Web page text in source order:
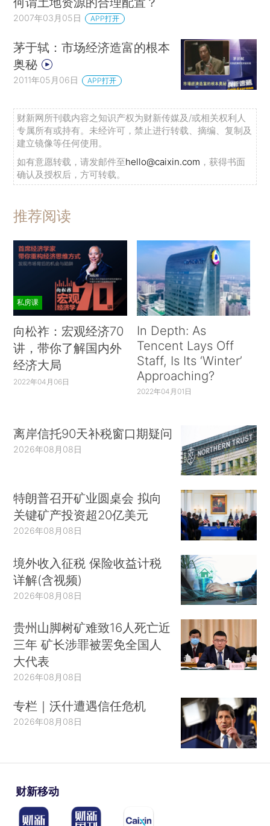
2007年03月05日 APP打开
茅于轼：市场经济造富的根本
奥秘
2011年05月06日 APP打开
财新网所刊载内容之知识产权为财新传媒及/或相关权利人
专属所有或持有。未经许可，禁止进行转载、摘编、复制及
建立镜像等任何使用。
如有意愿转载，请发邮件至hello@caixin.com ，获得书面
确认及授权后，方可转载。
推荐阅读
私房课
向松祚：宏观经济70
讲，带你了解国内外
经济大局
2022年04月06日
In Depth: As
Tencent Lays Off
Staff, Is Its ‘Winter’
Approaching?
2022年04月01日
离岸信托90天补税窗口期疑问
2026年08月08日
特朗普召开矿业圆桌会 拟向
关键矿产投资超20亿美元
2026年08月08日
境外收入征税 保险收益计税
详解(含视频)
2026年08月08日
贵州山脚树矿难致16人死亡近
三年 矿长涉罪被罢免全国人
大代表
2026年08月08日
专栏｜沃什遭遇信任危机
2026年08月08日
财新移动